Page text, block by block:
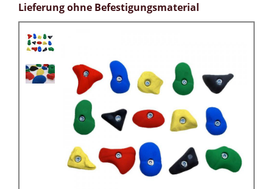
Lieferung ohne Befestigungsmaterial